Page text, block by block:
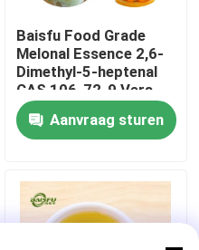
Baisfu Food Grade
Melonal Essence 2,6-
Dimethyl-5-heptenal
CAS 106-72-9 Vers
meloenaroma voor
drank en dagelijkse
geur
Aanvraag sturen